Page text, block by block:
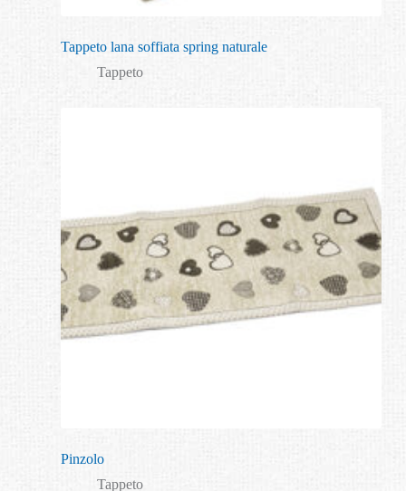
Tappeto lana soffiata spring naturale
Tappeto
Pinzolo
Tappeto